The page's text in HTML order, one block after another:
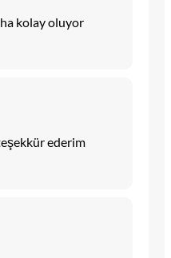
kolay oluyor
ederim